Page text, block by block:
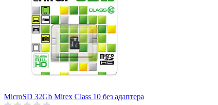
MicroSD 32Gb Mirex Class 10 без адаптера